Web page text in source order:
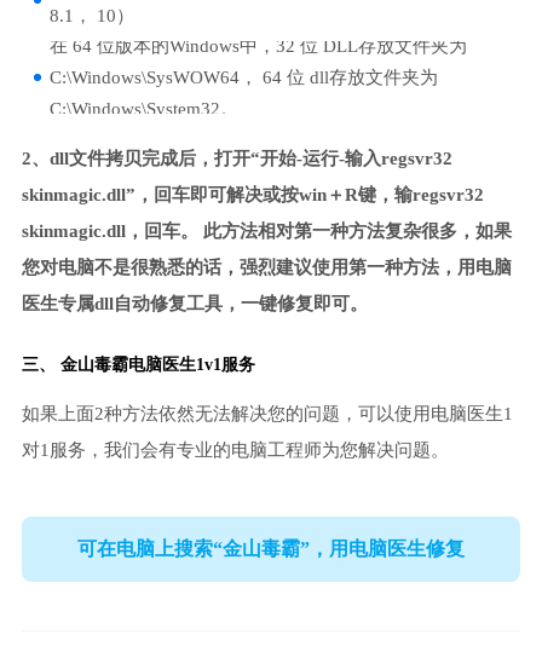
8.1， 10）
在 64 位版本的Windows中，32 位 DLL存放文件夹为
C:\Windows\SysWOW64， 64 位 dll存放文件夹为
C:\Windows\System32。
2、dll文件拷贝完成后，打开“开始-运行-输入regsvr32
skinmagic.dll”，回车即可解决或按win＋R键，输regsvr32
skinmagic.dll，回车。 此方法相对第一种方法复杂很多，如果
您对电脑不是很熟悉的话，强烈建议使用第一种方法，用电脑
医生专属dll自动修复工具，一键修复即可。
三、 金山毒霸电脑医生1v1服务
如果上面2种方法依然无法解决您的问题，可以使用电脑医生1
对1服务，我们会有专业的电脑工程师为您解决问题。
可在电脑上搜索“金山毒霸”，用电脑医生修复